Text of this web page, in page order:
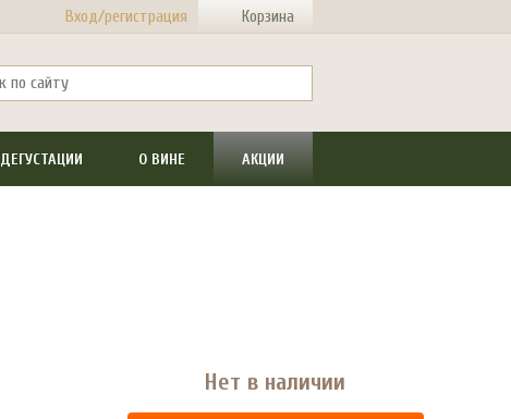
Вход/регистрация Корзина
ДЕГУСТАЦИИ О ВИНЕ АКЦИИ
Нет в наличии